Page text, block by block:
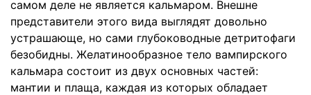
самом деле не является кальмаром. Внешне
представители этого вида выглядят довольно
устрашающе, но сами глубоководные детритофаги
безобидны. Желатинообразное тело вампирского
кальмара состоит из двух основных частей:
мантии и плаща, каждая из которых обладает